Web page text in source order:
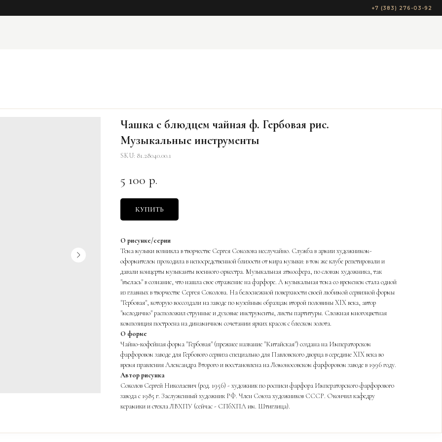
+7 (383) 276-03-92
Чашка с блюдцем чайная ф. Гербовая рис.
Музыкальные инструменты
SKU: 81.28040.00.1
5 100 р.
КУПИТЬ
О рисунке/серии
Тема музыки возникла в творчестве Сергея Соколова неслучайно. Служба в армии художником-
оформителем проходила в непосредственной близости от мира музыки: в том же клубе репетировали и
давали концерты музыканты военного оркестра. Музыкальная атмосфера, по словам художника, так
"въелась" в сознание, что нашла свое отражение на фарфоре. А музыкальная тема со временем стала одной
из главных в творчестве Сергея Соколова. На белоснежной поверхности своей любимой сервизной формы
"Гербовая", которую воссоздали на заводе по музейным образцам второй половины XIX века, автор
"мелодично" расположил струнные и духовые инструменты, листы партитуры. Сложная многоцветная
композиция построена на динамичном сочетании ярких красок с блеском золота.
О форме
Чайно-кофейная форма "Гербовая" (прежнее название "Китайская") создана на Императорском
фарфоровом заводе для Гербового сервиза специально для Павловского дворца в середине XIX века во
время правления Александра Второго и восстановлена на Ломоносовском фарфоровом заводе в 1996 году.
Автор рисунка
Соколов Сергей Николаевич (род. 1956) - художник по росписи фарфора Императорского фарфорового
завода с 1985 г. Заслуженный художник РФ. Член Союза художников СССР. Окончил кафедру
керамики и стекла ЛВХПУ (сейчас - СПбХПА им. Штиглица).